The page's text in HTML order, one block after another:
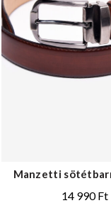
Manzetti
14 990Ft